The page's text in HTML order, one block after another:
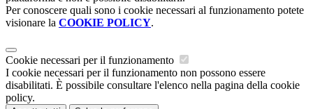
Per conoscere quali sono i cookie necessari al funzionamento potete
visionare la COOKIE POLICY.
Cookie necessari per il funzionamento
I cookie necessari per il funzionamento non possono essere
disabilitati. È possibile consultare l'elenco nella pagina della cookie
policy.